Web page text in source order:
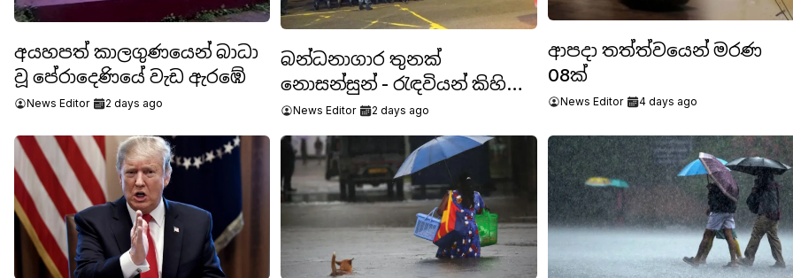
අයහපත් කාලගුණයෙන් බාධා
වූ පේරාදෙණියේ වැඩ ඇරඹේ
News Editor 2 days ago
බන්ධනාගාර තුනක්
නොසන්සුන් - රැඳවියන් කිහිප
දෙනෙකු මරුට
News Editor 2 days ago
ආපදා තත්ත්වයෙන් මරණ
08ක්
News Editor 4 days ago